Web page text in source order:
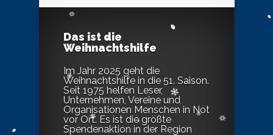
Das ist die
Weihnachtshilfe
Im Jahr 2025 geht die
Weihnachtshilfe in die 51. Saison.
Seit 1975 helfen Leser,
Unternehmen, Vereine und
Organisationen Menschen in Not
vor Ort. Es ist die größte
Spendenaktion in der Region